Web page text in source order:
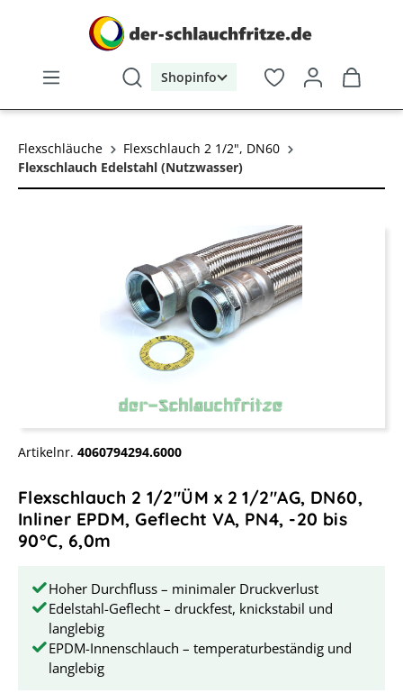
Shopinfo
Flexschläuche
Flexschlauch 2 1/2", DN60
Flexschlauch Edelstahl (Nutzwasser)
Artikelnr. 4060794294.6000
Flexschlauch 2 1/2"ÜM x 2 1/2"AG, DN60,
Inliner EPDM, Geflecht VA, PN4, -20 bis
90°C, 6,0m
Hoher Durchfluss – minimaler Druckverlust
Edelstahl-Geflecht – druckfest, knickstabil und
langlebig
EPDM-Innenschlauch – temperaturbeständig und
langlebig